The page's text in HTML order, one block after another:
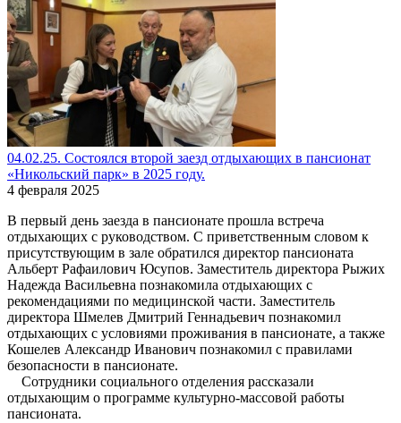
04.02.25. Состоялся второй заезд отдыхающих в пансионат
«Никольский парк» в 2025 году.
4 февраля 2025
В первый день заезда в пансионате прошла встреча
отдыхающих с руководством. С приветственным словом к
присутствующим в зале обратился директор пансионата
Альберт Рафаилович Юсупов. Заместитель директора Рыжих
Надежда Васильевна познакомила отдыхающих с
рекомендациями по медицинской части. Заместитель
директора Шмелев Дмитрий Геннадьевич познакомил
отдыхающих с условиями проживания в пансионате, а также
Кошелев Александр Иванович познакомил с правилами
безопасности в пансионате.
Сотрудники социального отделения рассказали
отдыхающим о программе культурно-массовой работы
пансионата.